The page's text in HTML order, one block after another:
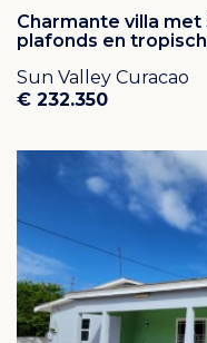
Charmante villa
plafonds en
Sun Valley Curacao
€ 232.350